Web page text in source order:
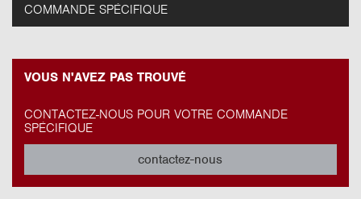
COMMANDE SPÉCIFIQUE
VOUS N'AVEZ PAS TROUVÉ
CONTACTEZ-NOUS POUR VOTRE COMMANDE
SPÉCIFIQUE
contactez-nous